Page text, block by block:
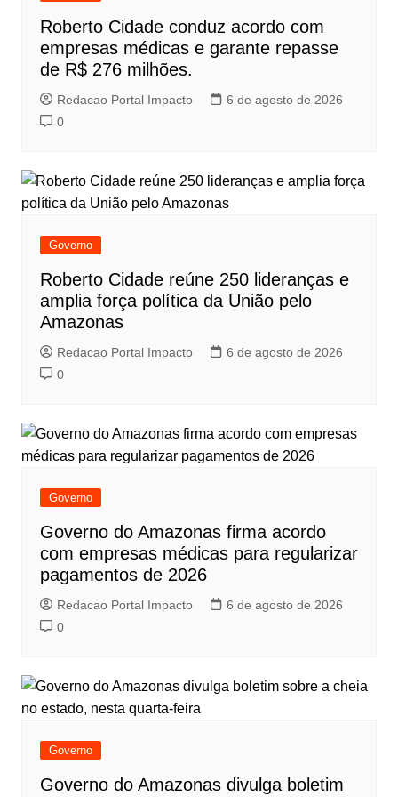
Roberto Cidade conduz acordo com
empresas médicas e garante repasse
de R$ 276 milhões.
Redacao Portal Impacto
6 de agosto de 2026
0
Governo
Roberto Cidade reúne 250 lideranças e
amplia força política da União pelo
Amazonas
Redacao Portal Impacto
6 de agosto de 2026
0
Governo
Governo do Amazonas firma acordo
com empresas médicas para regularizar
pagamentos de 2026
Redacao Portal Impacto
6 de agosto de 2026
0
Governo
Governo do Amazonas divulga boletim